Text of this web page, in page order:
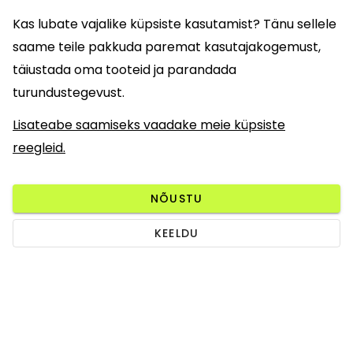
Kas lubate vajalike küpsiste kasutamist? Tänu sellele
saame teile pakkuda paremat kasutajakogemust,
täiustada oma tooteid ja parandada
turundustegevust.
Lisateabe saamiseks vaadake meie küpsiste
reegleid.
NÕUSTU
KEELDU